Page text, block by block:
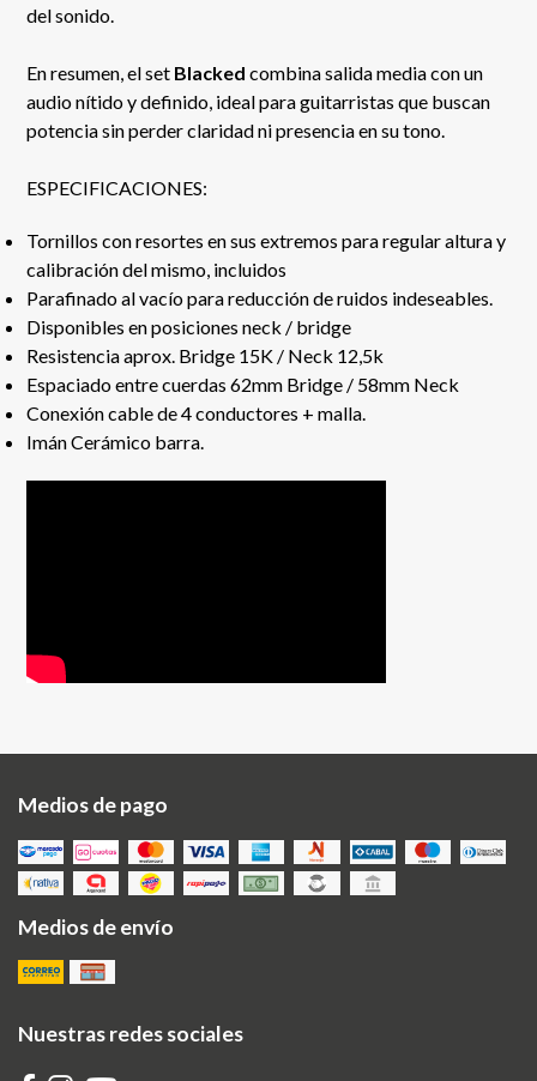
del sonido.
En resumen, el set Blacked combina salida media con un
audio nítido y definido, ideal para guitarristas que buscan
potencia sin perder claridad ni presencia en su tono.
ESPECIFICACIONES:
Tornillos con resortes en sus extremos para regular altura y
calibración del mismo, incluidos
Parafinado al vacío para reducción de ruidos indeseables.
Disponibles en posiciones neck / bridge
Resistencia aprox. Bridge 15K / Neck 12,5k
Espaciado entre cuerdas 62mm Bridge / 58mm Neck
Conexión cable de 4 conductores + malla.
Imán Cerámico barra.
Medios de pago
Medios de envío
Nuestras redes sociales